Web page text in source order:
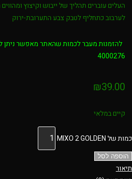
העלים עוברים תהליך של ייבוש וקיצוץ
לערבוב כתחליף לטבק צבע התערובת-ירוק
4000276
₪39.00
קיים במלאי
כמות של MIXO 2 GOLDEN
הוספה לסל
תיאור